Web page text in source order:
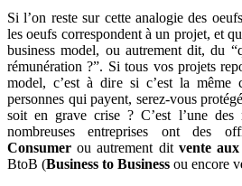
Si l’on reste sur cette analogie des
les oeufs correspondent à un projet, et
business model, ou autrement dit, du
rémunération ?”. Si tous vos projets
model, c’est à dire si c’est la même
personnes qui payent, serez-vous
soit en grave crise ? C’est l’une des
nombreuses entreprises ont des
Consumerou autrement dit vente
BtoB (Business to Business ou encore v